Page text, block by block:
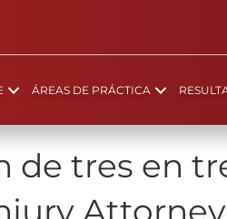
ÁREAS DE PRÁCTICA
de tres en